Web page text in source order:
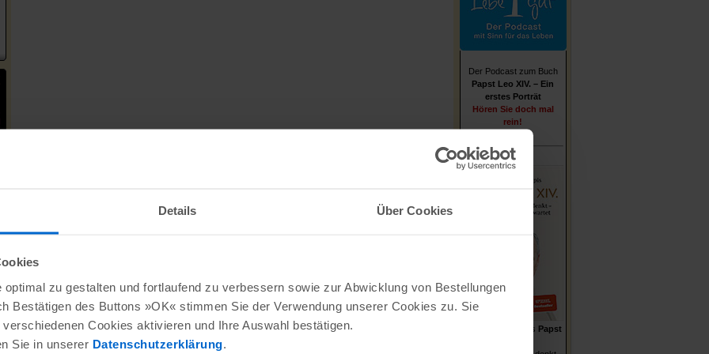
Details Über Cookies
zu gestalten und fortlaufend zu verbessern sowie zur Abwicklung von Bestellungen
Bestätigen des Buttons »OK« stimmen Sie der Verwendung unserer Cookies zu. Sie
Cookies aktivieren und Ihre Auswahl bestätigen.
Sie in unserer Datenschutzerklärung
Der Podcast zum Buch
Papst Leo XIV. – Ein
erstes Porträt
Hören Sie doch mal
rein!
Stefan von Kempis Papst